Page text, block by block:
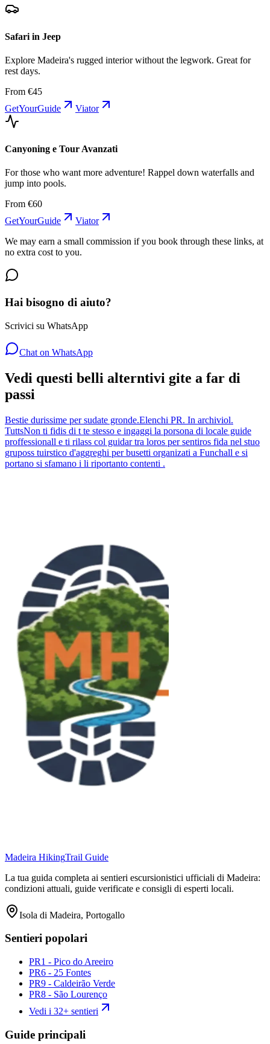
Safari in Jeep
Explore Madeira's rugged interior without the legwork. Great for
rest days.
From €45
GetYourGuide
Viator
Canyoning e Tour Avanzati
For those who want more adventure! Rappel down waterfalls and
jump into pools.
From €60
GetYourGuide
Viator
We may earn a small commission if you book through these links, at
no extra cost to you.
Hai bisogno di aiuto?
Scrivici su WhatsApp
Chat on WhatsApp
Vedi questi belli alterntivi gite a far di
passi
Bestie durissime per sudate gronde.Elenchi PR. In archiviol.
TuttsNon ti fidis di t te stesso e ingaggi la porsona di locale guide
proffessionall e ti rilass col guidar tra loros per sentiros fida nel stuo
gruposs tuirstico d'aggreghi per busetti organizati a Funchall e si
portano si sfamano i li riportanto contenti .
Madeira HikingTrail Guide
La tua guida completa ai sentieri escursionistici ufficiali di Madeira:
condizioni attuali, guide verificate e consigli di esperti locali.
Isola di Madeira, Portogallo
Sentieri popolari
PR1 - Pico do Areeiro
PR6 - 25 Fontes
PR9 - Caldeirão Verde
PR8 - São Lourenço
Vedi i 32+ sentieri
Guide principali